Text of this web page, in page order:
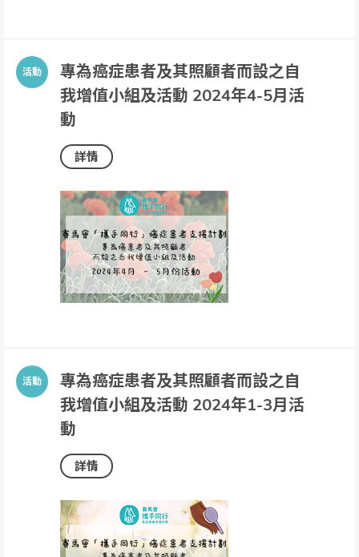
專為癌症患者及其照顧者而設之自
我增值小組及活動 2024年4-5月活
動
詳情
專為癌症患者及其照顧者而設之自
我增值小組及活動 2024年1-3月活
動
詳情